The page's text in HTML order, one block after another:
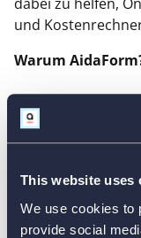
This website uses
We use cookies to
provide social
und
Warum
1
einige
Skalen-
Ihrer